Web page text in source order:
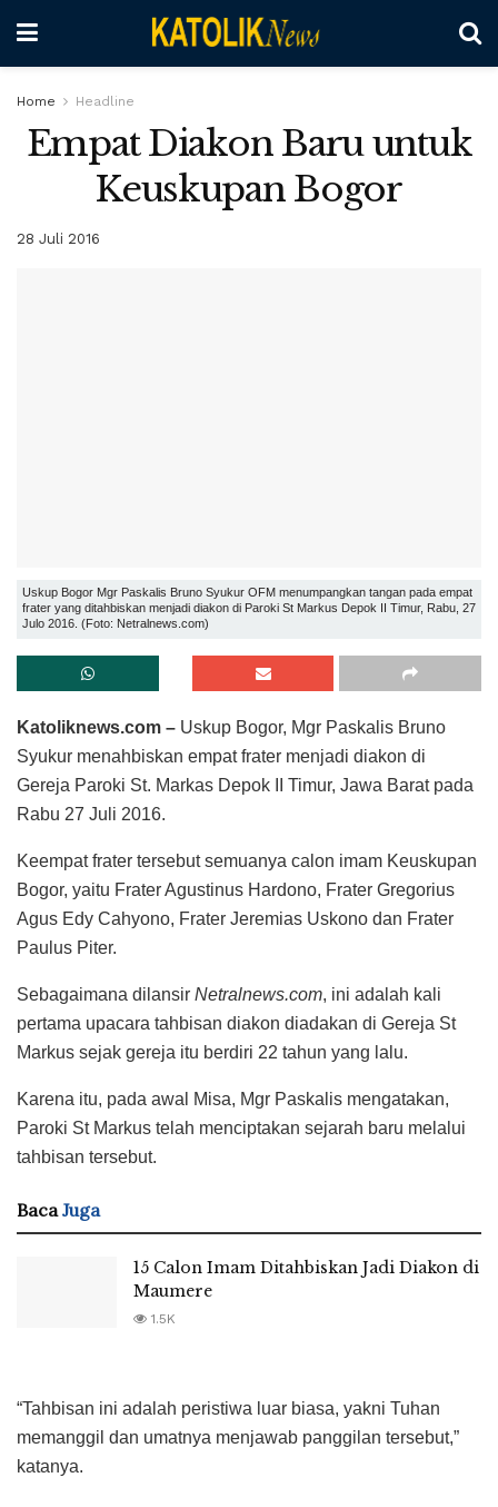
Home Headline
Empat Diakon Baru untuk
Keuskupan Bogor
28 Juli 2016
Uskup Bogor Mgr Paskalis Bruno Syukur OFM menumpangkan tangan pada empat
frater yang ditahbiskan menjadi diakon di Paroki St Markus Depok II Timur, Rabu, 27
Julo 2016. (Foto: Netralnews.com)
Katoliknews.com – Uskup Bogor, Mgr Paskalis Bruno
Syukur menahbiskan empat frater menjadi diakon di
Gereja Paroki St. Markas Depok II Timur, Jawa Barat pada
Rabu 27 Juli 2016.
Keempat frater tersebut semuanya calon imam Keuskupan
Bogor, yaitu Frater Agustinus Hardono, Frater Gregorius
Agus Edy Cahyono, Frater Jeremias Uskono dan Frater
Paulus Piter.
Sebagaimana dilansir Netralnews.com, ini adalah kali
pertama upacara tahbisan diakon diadakan di Gereja St
Markus sejak gereja itu berdiri 22 tahun yang lalu.
Karena itu, pada awal Misa, Mgr Paskalis mengatakan,
Paroki St Markus telah menciptakan sejarah baru melalui
tahbisan tersebut.
Baca Juga
15 Calon Imam Ditahbiskan Jadi Diakon di
Maumere
1.5K
“Tahbisan ini adalah peristiwa luar biasa, yakni Tuhan
memanggil dan umatnya menjawab panggilan tersebut,”
katanya.